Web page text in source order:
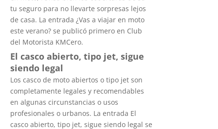
tu seguro para no llevarte sorpresas lejos
de casa. La entrada ¿Vas a viajar en moto
este verano? se publicó primero en Club
del Motorista KMCero.
El casco abierto, tipo jet, sigue
siendo legal
Los casco de moto abiertos o tipo jet son
completamente legales y recomendables
en algunas circunstancias o usos
profesionales o urbanos. La entrada El
casco abierto, tipo jet, sigue siendo legal se